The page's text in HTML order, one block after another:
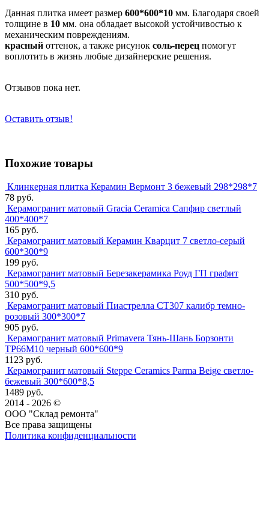
Данная плитка имеет размер 600*600*10 мм. Благодаря своей
толщине в 10 мм. она обладает высокой устойчивостью к
механическим повреждениям.
красный оттенок, а также рисунок соль-перец помогут
воплотить в жизнь любые дизайнерские решения.
Отзывов пока нет.
Оставить отзыв!
Похожие товары
Клинкерная плитка Керамин Вермонт 3 бежевый 298*298*7
78 руб.
Керамогранит матовый Gracia Ceramica Сапфир светлый
400*400*7
165 руб.
Керамогранит матовый Керамин Кварцит 7 светло-серый
600*300*9
199 руб.
Керамогранит матовый Березакерамика Роуд ГП графит
500*500*9,5
310 руб.
Керамогранит матовый Пиастрелла СТ307 калибр темно-
розовый 300*300*7
905 руб.
Керамогранит матовый Primavera Тянь-Шань Борзонти
TP66M10 черный 600*600*9
1123 руб.
Керамогранит матовый Steppe Ceramics Parma Beige светло-
бежевый 300*600*8,5
1489 руб.
2014 - 2026 ©
ООО "Склад ремонта"
Все права защищены
Политика конфиденциальности